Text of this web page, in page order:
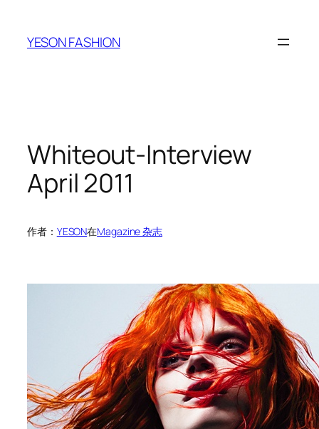
YESON FASHION
Whiteout-Interview
April 2011
作者： YESON在Magazine 杂志